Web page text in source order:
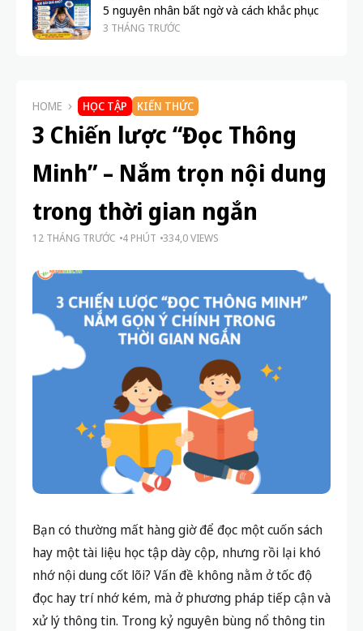
5 nguyên nhân bất ngờ và cách khắc phục
3 THÁNG TRƯỚC
HOME HỌC TẬP KIẾN THỨC
3 Chiến lược “Đọc Thông
Minh” – Nắm trọn nội dung
trong thời gian ngắn
12 THÁNG TRƯỚC 4 PHÚT 334,0 VIEWS
Bạn có thường mất hàng giờ để đọc một cuốn sách
hay một tài liệu học tập dày cộp, nhưng rồi lại khó
nhớ nội dung cốt lõi? Vấn đề không nằm ở tốc độ
đọc hay trí nhớ kém, mà ở phương pháp tiếp cận và
xử lý thông tin. Trong kỷ nguyên bùng nổ thông tin